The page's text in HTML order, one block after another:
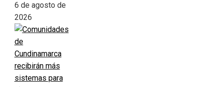
6 de agosto de
2026